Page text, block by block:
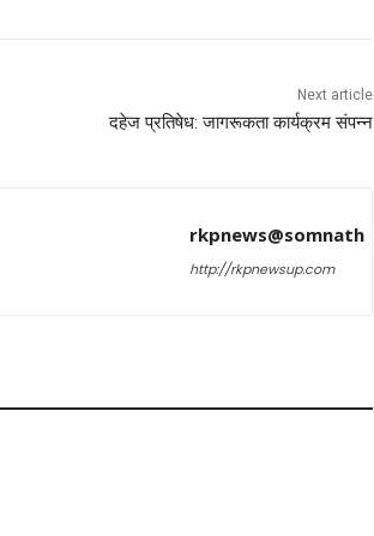
Next article
दहेज प्रतिषेध: जागरूकता कार्यक्रम संपन्न
rkpnews@somnath
http://rkpnewsup.com